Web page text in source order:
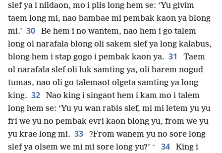
slef ya i nildaon, mo i plis long hem se: ‘Yu givim
taem long mi, nao bambae mi pembak kaon ya blong
mi.’ 30
Be hem i no wantem, nao hem i go talem
long ol narafala blong oli sakem slef ya long kalabus,
blong hem i stap gogo i pembak kaon ya. 31
Taem
ol narafala slef oli luk samting ya, oli harem nogud
tumas, nao oli go talemaot olgeta samting ya long
king. 32
Nao king i singaot hem i kam mo i talem
long hem se: ‘Yu yu wan rabis slef, mi mi letem yu yu
fri we yu no pembak evri kaon blong yu, from we yu
yu krae long mi. 33
?From wanem yu no sore long
slef ya olsem we mi mi sore long yu?’ + 34
King i